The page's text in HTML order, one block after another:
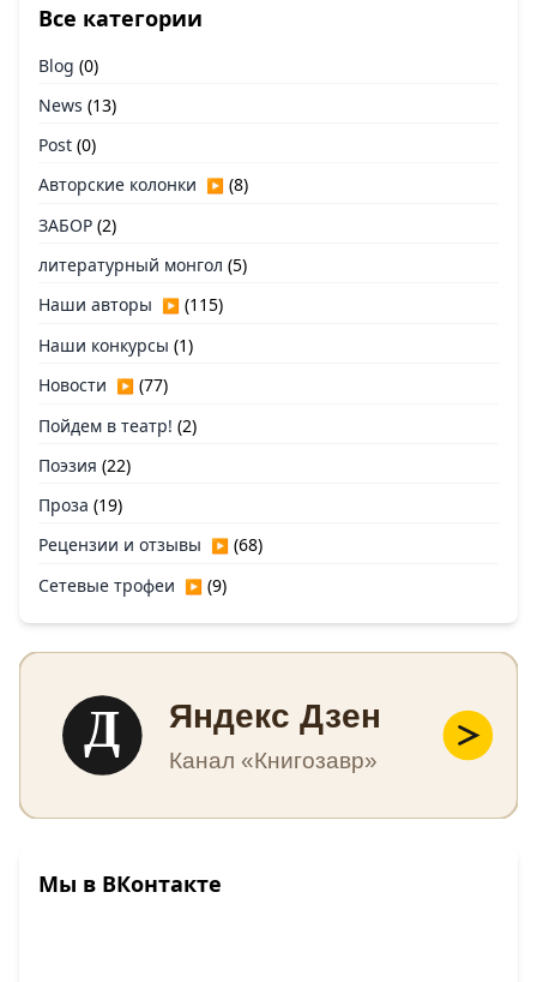
Все категории
Blog (0)
News (13)
Post (0)
Авторские колонки ▶ (8)
ЗАБОР (2)
литературный монгол (5)
Наши авторы ▶ (115)
Наши конкурсы (1)
Новости ▶ (77)
Пойдем в театр! (2)
Поэзия (22)
Проза (19)
Рецензии и отзывы ▶ (68)
Сетевые трофеи ▶ (9)
Д Яндекс Дзен
Канал «Книгозавр»
Мы в ВКонтакте